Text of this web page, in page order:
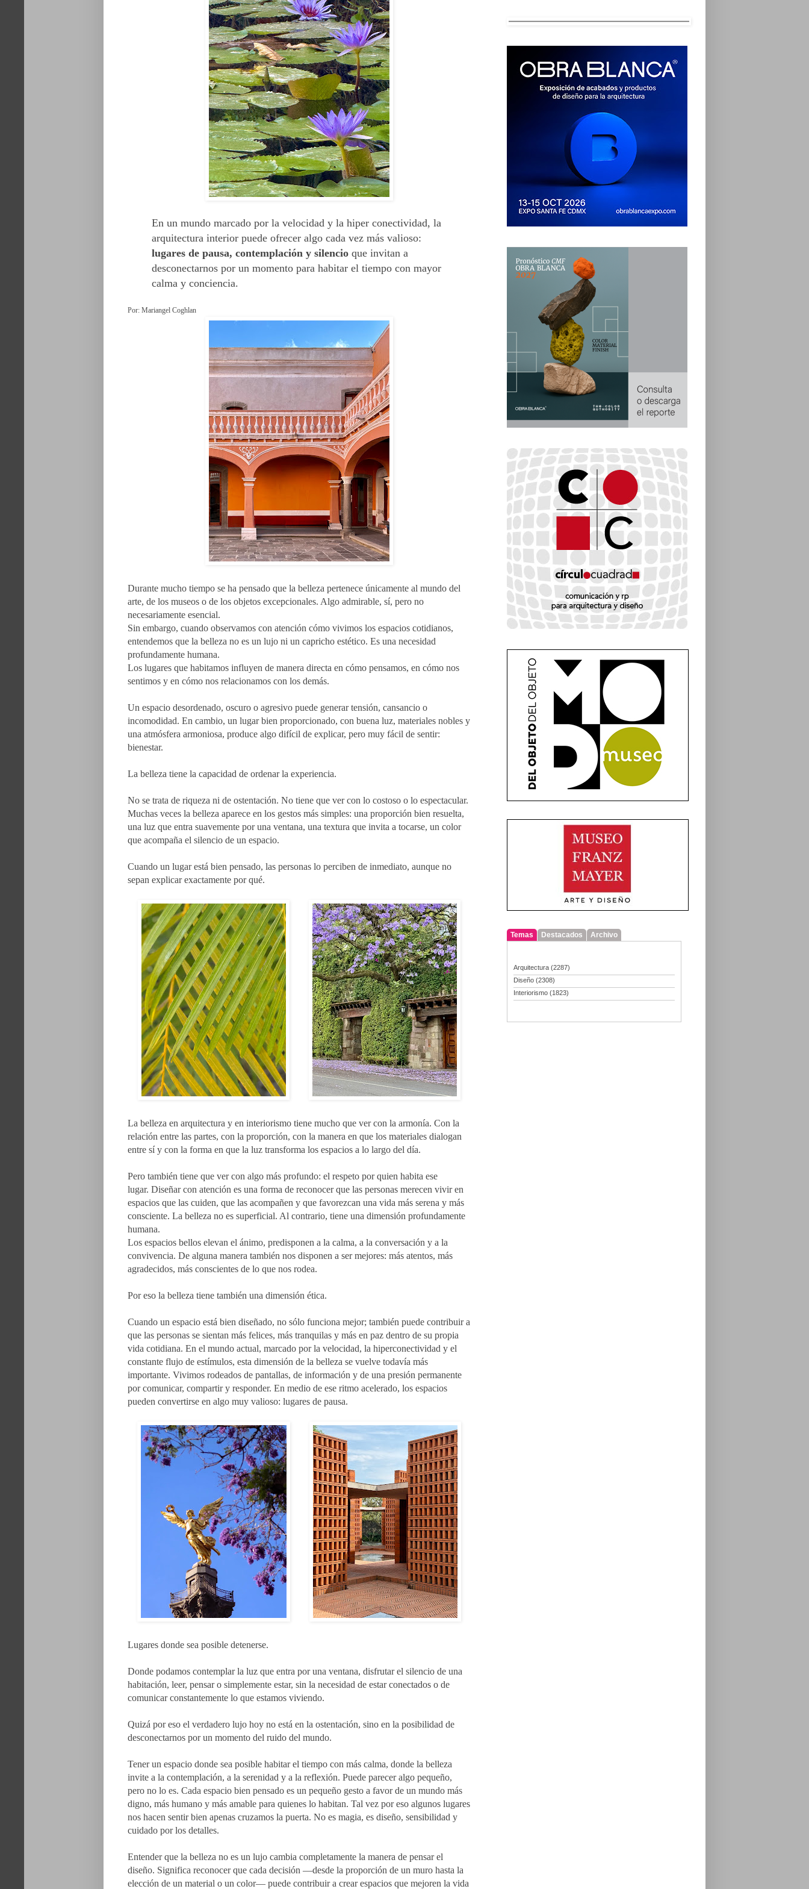
En un mundo marcado por la velocidad y la hiper conectividad, la
arquitectura interior puede ofrecer algo cada vez más valioso:
lugares de pausa, contemplación y silencio que invitan a
desconectarnos por un momento para habitar el tiempo con mayor
calma y conciencia.
Por: Mariangel Coghlan
Durante mucho tiempo se ha pensado que la belleza pertenece únicamente al mundo del
arte, de los museos o de los objetos excepcionales. Algo admirable, sí, pero no
necesariamente esencial.
Sin embargo, cuando observamos con atención cómo vivimos los espacios cotidianos,
entendemos que la belleza no es un lujo ni un capricho estético. Es una necesidad
profundamente humana.
Los lugares que habitamos influyen de manera directa en cómo pensamos, en cómo nos
sentimos y en cómo nos relacionamos con los demás.
Un espacio desordenado, oscuro o agresivo puede generar tensión, cansancio o
incomodidad. En cambio, un lugar bien proporcionado, con buena luz, materiales nobles y
una atmósfera armoniosa, produce algo difícil de explicar, pero muy fácil de sentir:
bienestar.
La belleza tiene la capacidad de ordenar la experiencia.
No se trata de riqueza ni de ostentación. No tiene que ver con lo costoso o lo espectacular.
Muchas veces la belleza aparece en los gestos más simples: una proporción bien resuelta,
una luz que entra suavemente por una ventana, una textura que invita a tocarse, un color
que acompaña el silencio de un espacio.
Cuando un lugar está bien pensado, las personas lo perciben de inmediato, aunque no
sepan explicar exactamente por qué.
La belleza en arquitectura y en interiorismo tiene mucho que ver con la armonía. Con la
relación entre las partes, con la proporción, con la manera en que los materiales dialogan
entre sí y con la forma en que la luz transforma los espacios a lo largo del día.
Pero también tiene que ver con algo más profundo: el respeto por quien habita ese
lugar. Diseñar con atención es una forma de reconocer que las personas merecen vivir en
espacios que las cuiden, que las acompañen y que favorezcan una vida más serena y más
consciente. La belleza no es superficial. Al contrario, tiene una dimensión profundamente
humana.
Los espacios bellos elevan el ánimo, predisponen a la calma, a la conversación y a la
convivencia. De alguna manera también nos disponen a ser mejores: más atentos, más
agradecidos, más conscientes de lo que nos rodea.
Por eso la belleza tiene también una dimensión ética.
Cuando un espacio está bien diseñado, no sólo funciona mejor; también puede contribuir a
que las personas se sientan más felices, más tranquilas y más en paz dentro de su propia
vida cotidiana. En el mundo actual, marcado por la velocidad, la hiperconectividad y el
constante flujo de estímulos, esta dimensión de la belleza se vuelve todavía más
importante. Vivimos rodeados de pantallas, de información y de una presión permanente
por comunicar, compartir y responder. En medio de ese ritmo acelerado, los espacios
pueden convertirse en algo muy valioso: lugares de pausa.
Lugares donde sea posible detenerse.
Donde podamos contemplar la luz que entra por una ventana, disfrutar el silencio de una
habitación, leer, pensar o simplemente estar, sin la necesidad de estar conectados o de
comunicar constantemente lo que estamos viviendo.
Quizá por eso el verdadero lujo hoy no está en la ostentación, sino en la posibilidad de
desconectarnos por un momento del ruido del mundo.
Tener un espacio donde sea posible habitar el tiempo con más calma, donde la belleza
invite a la contemplación, a la serenidad y a la reflexión. Puede parecer algo pequeño,
pero no lo es. Cada espacio bien pensado es un pequeño gesto a favor de un mundo más
digno, más humano y más amable para quienes lo habitan. Tal vez por eso algunos lugares
nos hacen sentir bien apenas cruzamos la puerta. No es magia, es diseño, sensibilidad y
cuidado por los detalles.
Entender que la belleza no es un lujo cambia completamente la manera de pensar el
diseño. Significa reconocer que cada decisión —desde la proporción de un muro hasta la
elección de un material o un color— puede contribuir a crear espacios que mejoren la vida
Temas Destacados Archivo
Arquitectura (2287)
Diseño (2308)
Interiorismo (1823)